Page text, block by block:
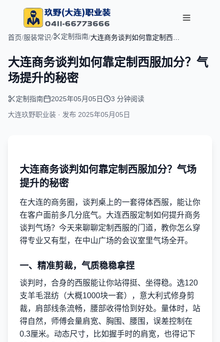
首页/服装常识/ 定制指南/大连商务谈判如何靠定制西服
大连商务谈判如何靠定制西服加分？气
场提升的秘密
定制指南 2025年05月05日
3 分钟阅读
大连玖野职业装 · 发布 2025年05月05日
大连商务谈判如何靠定制西服加分？气场
提升的秘密
在大连的商务圈，谈判桌上的一套得体西服，能让你
在客户面前多几分底气。大连西服定制如何提升商务
谈判气场？今天来聊聊定制西服的门道，教你怎么穿
得专业又有型，在中山广场的会议室里气场全开。
一、精准剪裁，气质稳稳拿捏
谈判时，合身的西服能让你站得挺、坐得稳。选120
支羊毛混纺（大概1000块一套），意大利式修身剪
裁，肩部线条流畅，腰部收得恰到好处。量体时，站
得自然，师傅会量肩宽、胸围、腰围，误差控制在
0.3厘米。动态尺寸，比如握手时的肩宽，也得记下